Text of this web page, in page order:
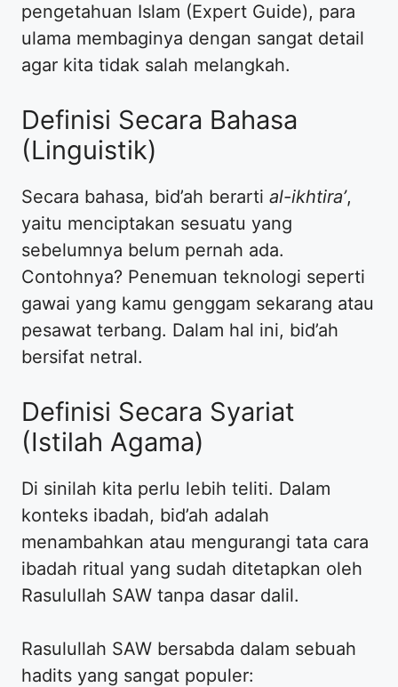
pengetahuan Islam (Expert Guide), para
ulama membaginya dengan sangat detail
agar kita tidak salah melangkah.
Definisi Secara Bahasa
(Linguistik)
Secara bahasa, bid’ah berarti al-ikhtira’,
yaitu menciptakan sesuatu yang
sebelumnya belum pernah ada.
Contohnya? Penemuan teknologi seperti
gawai yang kamu genggam sekarang atau
pesawat terbang. Dalam hal ini, bid’ah
bersifat netral.
Definisi Secara Syariat
(Istilah Agama)
Di sinilah kita perlu lebih teliti. Dalam
konteks ibadah, bid’ah adalah
menambahkan atau mengurangi tata cara
ibadah ritual yang sudah ditetapkan oleh
Rasulullah SAW tanpa dasar dalil.
Rasulullah SAW bersabda dalam sebuah
hadits yang sangat populer: